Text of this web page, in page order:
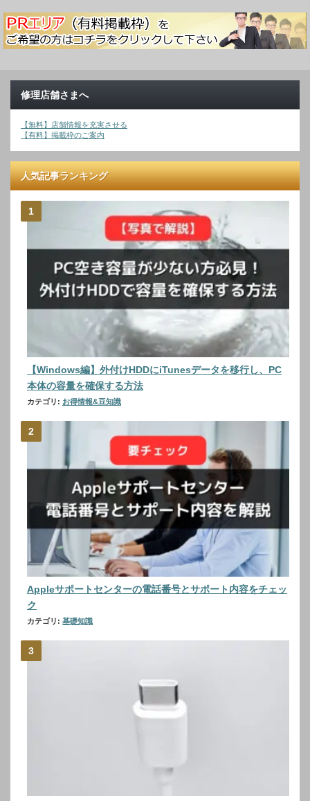
修理店舗さまへ
【無料】店舗情報を充実させる
【有料】掲載枠のご案内
人気記事ランキング
【Windows編】外付けHDDにiTunesデータを移行し、PC
本体の容量を確保する方法
カテゴリ: お得情報&豆知識
Appleサポートセンターの電話番号とサポート内容をチェッ
ク
カテゴリ: 基礎知識